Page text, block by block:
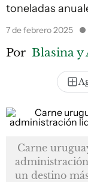
toneladas
7 de febrero 2025
Por Blasina y
Carne
un destino